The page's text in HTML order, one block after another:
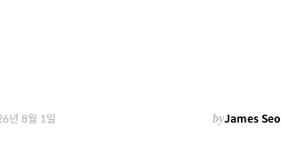
년 8월 1일 byJames Seo